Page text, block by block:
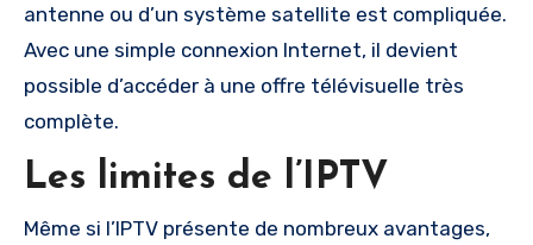
antenne ou d’un système satellite est compliquée.
Avec une simple connexion Internet, il devient
possible d’accéder à une offre télévisuelle très
complète.
Les limites de l’IPTV
Même si l’IPTV présente de nombreux avantages,